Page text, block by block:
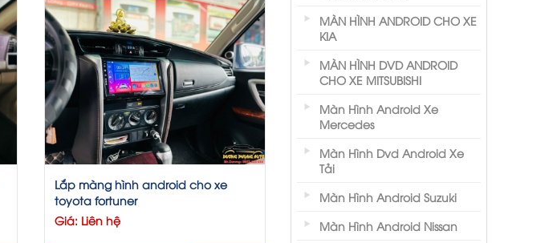
Lắp màng hình android cho xe
toyota fortuner
Giá: Liên hệ
MÀN HÌNH ANDROID CHO XE
KIA
MÀN HÌNH DVD ANDROID
CHO XE MITSUBISHI
Màn Hình Android Xe
Mercedes
Màn Hình Dvd Android Xe
Tải
Màn Hình Android Suzuki
Màn Hình Android Nissan